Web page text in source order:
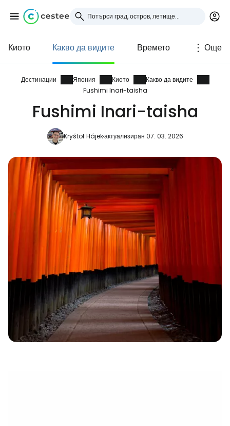
Киото Какво да видите Времето Още
Дестинации Япония Киото
Какво да видите
Fushimi Inari-taisha
Fushimi Inari-taisha
Kryštof Hájekактуализиран 07. 03. 2026
Влезте в Cestee
... световната общност на туристите
Продължете с Google
Продължете с Facebook
Продължете с имейл